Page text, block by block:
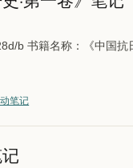
b 书籍名称：《中国
笔记